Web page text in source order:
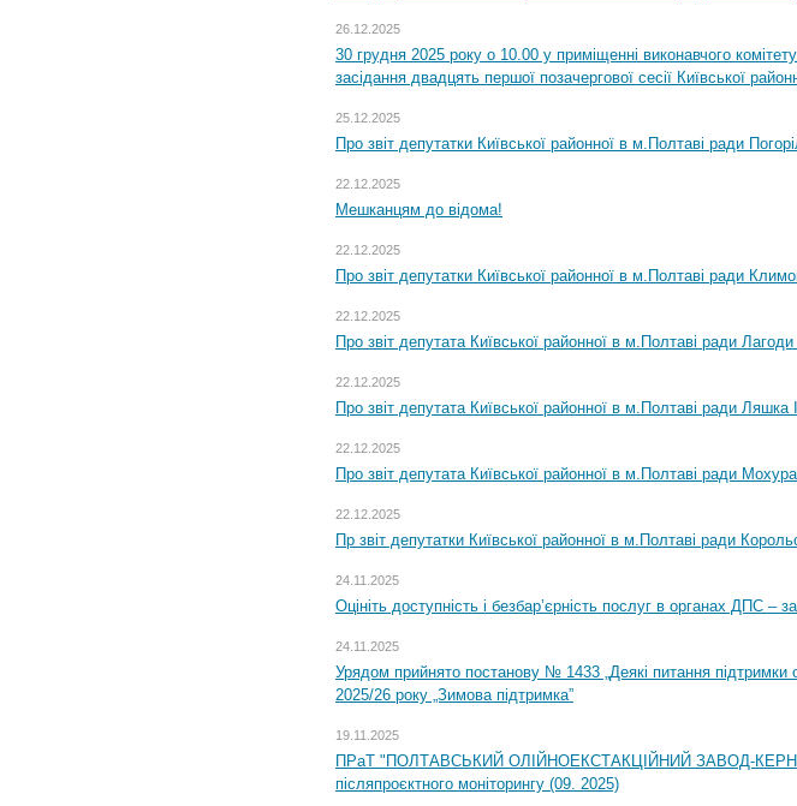
26.12.2025
30 грудня 2025 року о 10.00 у приміщенні виконавчого
засідання двадцять першої позачергової сесії Київської
25.12.2025
Про звіт депутатки Київської районної в м.Полтаві ради
22.12.2025
Мешканцям до відома!
22.12.2025
Про звіт депутатки Київської районної в м.Полтаві ради
22.12.2025
Про звіт депутата Київської районної в м.Полтаві ради
22.12.2025
Про звіт депутата Київської районної в м.Полтаві ради Ляшка
22.12.2025
Про звіт депутата Київської районної в м.Полтаві ради
22.12.2025
Пр звіт депутатки Київської районної в м.Полтаві ради
24.11.2025
Оцініть доступність і безбар’єрність послуг в органах ДПС –
24.11.2025
Урядом прийнято постанову № 1433 „Деякі питання підтримки
2025/26 року „Зимова підтримка”
19.11.2025
ПРаТ "ПОЛТАВСЬКИЙ ОЛІЙНОЕКСТАКЦІЙНИЙ ЗАВОД-
післяпроєктного моніторингу (09. 2025)